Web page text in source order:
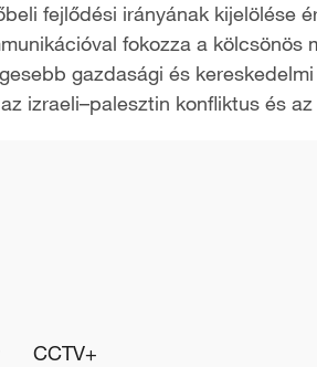
fejlődési irányának kijelölése
fokozza a
gazdasági és
izraeli–palesztin konfliktus és
CCTV+